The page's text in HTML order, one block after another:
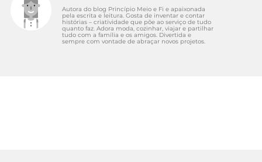
Autora do blog Princípio Meio e Fi e apaixonada
pela escrita e leitura. Gosta de inventar e contar
histórias – criatividade que põe ao serviço de tudo
quanto faz. Adora moda, cozinhar, viajar e partilhar
tudo com a família e os amigos. Divertida e
sempre com vontade de abraçar novos projetos.